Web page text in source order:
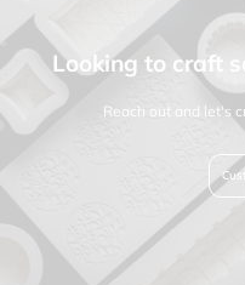
Looking to craft
Reach out and let's